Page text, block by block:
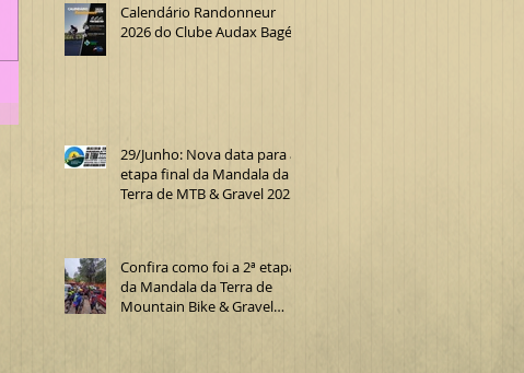
Calendário Randonneur
2026 do Clube Audax Bagé
29/Junho: Nova data para a
etapa final da Mandala da
Terra de MTB & Gravel 2025
Confira como foi a 2ª etapa
da Mandala da Terra de
Mountain Bike & Gravel